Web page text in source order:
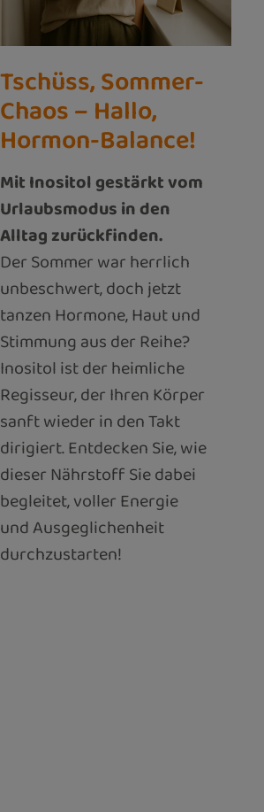
Tschüss, Sommer-
Chaos – Hallo,
Hormon-Balance!
Mit Inositol gestärkt vom
Urlaubsmodus in den
Alltag zurückfinden.
Der Sommer war herrlich
unbeschwert, doch jetzt
tanzen Hormone, Haut und
Stimmung aus der Reihe?
Inositol ist der heimliche
Regisseur, der Ihren Körper
sanft wieder in den Takt
dirigiert. Entdecken Sie, wie
dieser Nährstoff Sie dabei
begleitet, voller Energie
und Ausgeglichenheit
durchzustarten!